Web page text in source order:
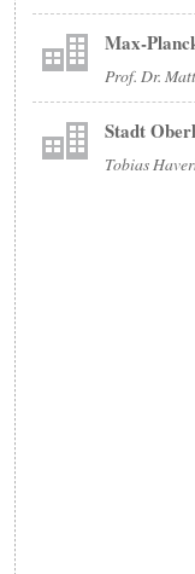
Max-
Prof. Dr.
Stadt
Tobias